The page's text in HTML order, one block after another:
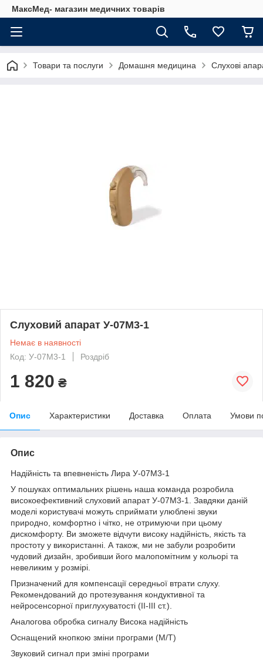
МаксМед- магазин медичних товарів
Товари та послуги Домашня медицина Слухові
Слуховий апарат У-07М3-1
Немає в наявності
Код: У-07М3-1
Роздріб
1 820 ₴
Опис Характеристики Доставка Оплата Умови
Опис
Надійність та впевненість Лира У-07М3-1
У пошуках оптимальних рішень наша команда розробила
високоефективний слуховий апарат У-07М3-1. Завдяки даній
моделі користувачі можуть сприймати улюблені звуки
природно, комфортно і чітко, не отримуючи при цьому
дискомфорту. Ви зможете відчути високу надійність, якість та
простоту у використанні. А також, ми не забули розробити
чудовий дизайн, зробивши його малопомітним у кольорі та
невеликим у розмірі.
Призначений для компенсації середньої втрати слуху.
Рекомендований до протезування кондуктивної та
нейросенсорної приглухуватості (II-III ст.).
Аналогова обробка сигналу Висока надійність
Оснащений кнопкою зміни програми (М/Т)
Звуковий сигнал при зміні програми